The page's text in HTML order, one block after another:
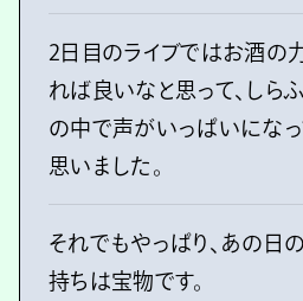
2日目のライブではお酒の
れば良いなと思って、しら
の中で声がいっぱいになっ
思いました。
それでもやっぱり、あの日
持ちは宝物です。